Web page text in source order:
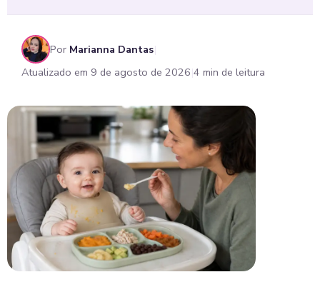
Por Marianna Dantas|
Atualizado em 9 de agosto de 2026|4 min de leitura